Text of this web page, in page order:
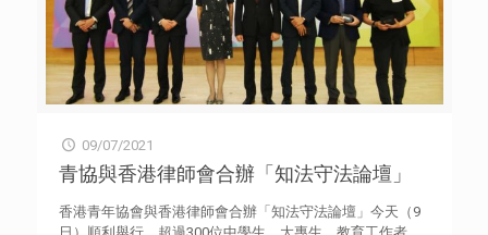
戰，展現模型的實用能力。 是項比賽共分4個組別，大會向
不同組別的參賽隊伍提出創意題目，讓每支由兩人組成的隊
伍實踐STEM知識，合力思考解難方案。比賽時限為2或3小
時，參賽隊伍運用可裁剪的膠管和不同形狀的連接器，自行
設計及創造獨特的4D Frame模型作品。模型需要兼顧精密結
理，訓練青年的數理知識運用、邏輯思考、程式設計和發揮
創意解難技能。 今年比賽新增「創意廣告影片賽」部分，
由隊伍製作30秒廣告影片，為自創的4D Frame模型作品進
行「推銷」，鼓勵學生進一步思考用家的需要，然後突出相
關解難方案的可取之處，藉此訓練青年的多角度設計思維技
09/07/2021
青協與香港律師會合辦「知法守法論壇」
香港青年協會與香港律師會合辦「知法守法論壇」今天（9